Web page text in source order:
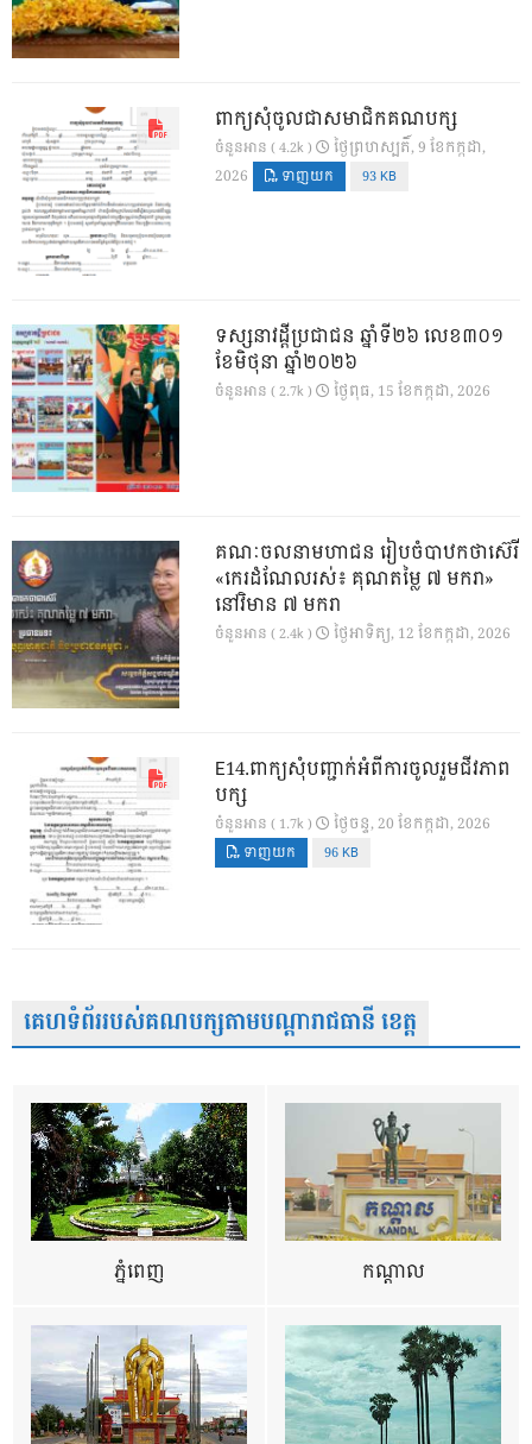
ពាក្យសុំចូលជាសមាជិកគណបក្ស
ចំនួនអាន ( 4.2k )
ថ្ងៃ​ព្រហស្បតិ៍, 9 ខែ​កក្កដា,
2026
ទាញយក 93 KB
ទស្សនាវដ្ដីប្រជាជន ឆ្នាំទី២៦ លេខ៣០១
ខែមិថុនា ឆ្នាំ២០២៦
ចំនួនអាន ( 2.7k ) ថ្ងៃ​ពុធ, 15 ខែ​កក្កដា, 2026
គណៈចលនាមហាជន រៀបចំបាឋកថាស៊េរី
«កេរដំណែលរស់៖ គុណតម្លៃ ៧ មករា»
នៅវិមាន ៧ មករា
ចំនួនអាន ( 2.4k ) ថ្ងៃ​អាទិត្យ, 12 ខែ​កក្កដា, 2026
E14.ពាក្យសុំបញ្ជាក់អំពីការចូលរួមជីវភាព
បក្ស
ចំនួនអាន ( 1.7k ) ថ្ងៃ​ចន្ទ, 20 ខែ​កក្កដា, 2026
ទាញយក 96 KB
គេហទំព័ររបស់គណបក្សតាមបណ្តារាជធានី ខេត្ត
ភ្នំពេញ កណ្តាល